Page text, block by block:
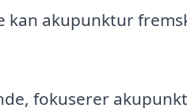
akupunktur
fokuserer